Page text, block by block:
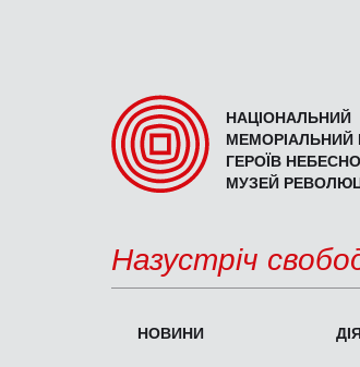
НАЦІОНАЛЬНИЙ
ГЕРОЇВ
МУЗЕЙ
Назустріч
НОВИНИ